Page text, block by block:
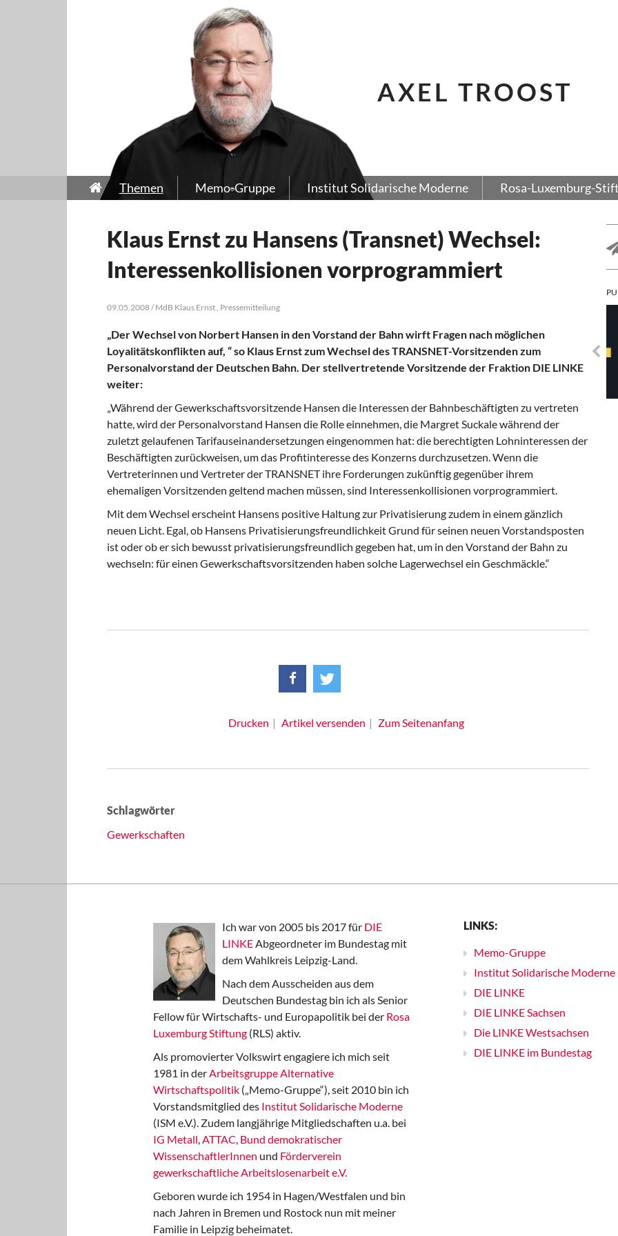
AXEL TROOST
Themen Memo-Gruppe Institut Solidarische Moderne Rosa-Luxemburg-
Klaus Ernst zu Hansens (Transnet) Wechsel:
Interessenkollisionen vorprogrammiert
09.05.2008 / MdB Klaus Ernst , Pressemitteilung
„Der Wechsel von Norbert Hansen in den Vorstand der Bahn wirft Fragen nach möglichen
Loyalitätskonflikten auf, “ so Klaus Ernst zum Wechsel des TRANSNET-Vorsitzenden zum
Personalvorstand der Deutschen Bahn. Der stellvertretende Vorsitzende der Fraktion DIE LINKE
weiter:
„Während der Gewerkschaftsvorsitzende Hansen die Interessen der Bahnbeschäftigten zu vertreten
hatte, wird der Personalvorstand Hansen die Rolle einnehmen, die Margret Suckale während der
zuletzt gelaufenen Tarifauseinandersetzungen eingenommen hat: die berechtigten Lohninteressen der
Beschäftigten zurückweisen, um das Profitinteresse des Konzerns durchzusetzen. Wenn die
Vertreterinnen und Vertreter der TRANSNET ihre Forderungen zukünftig gegenüber ihrem
ehemaligen Vorsitzenden geltend machen müssen, sind Interessenkollisionen vorprogrammiert.
Mit dem Wechsel erscheint Hansens positive Haltung zur Privatisierung zudem in einem gänzlich
neuen Licht. Egal, ob Hansens Privatisierungsfreundlichkeit Grund für seinen neuen Vorstandsposten
ist oder ob er sich bewusst privatisierungsfreundlich gegeben hat, um in den Vorstand der Bahn zu
wechseln: für einen Gewerkschaftsvorsitzenden haben solche Lagerwechsel ein Geschmäckle.“
Drucken Artikel versenden Zum Seitenanfang
Schlagwörter
Gewerkschaften
Mosaiklinke Perspektiven
Ich war von 2005 bis 2017 für DIE
LINKEAbgeordneter im Bundestag mit
dem Wahlkreis Leipzig-Land.
Nach dem Ausscheiden aus dem
Deutschen Bundestag bin ich als Senior
Fellow für Wirtschafts- und Europapolitik bei der Rosa
Luxemburg Stiftung (RLS) aktiv.
Als promovierter Volkswirt engagiere ich mich seit
1981 in derArbeitsgruppe Alternative
Wirtschaftspolitik („Memo-Gruppe“), seit 2010 bin ich
Vorstandsmitglied des Institut Solidarische Moderne
(ISM e.V.). Zudem langjährige Mitgliedschaften u.a. bei
IG Metall,ATTAC, Bund demokratischer
WissenschaftlerInnen und Förderverein
gewerkschaftliche Arbeitslosenarbeit e.V.
Geboren wurde ich 1954 in Hagen/Westfalen und bin
nach Jahren in Bremen und Rostock nun mit meiner
Familie in Leipzig beheimatet.
LINKS:
Memo-Gruppe
Institut Solidarische Moderne
DIE LINKE
DIE LINKE Sachsen
Die LINKE Westsachsen
DIE LINKE im Bundestag